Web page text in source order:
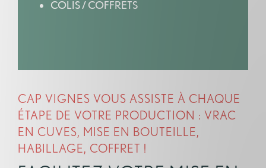
COLIS / COFFRETS
CAP VIGNES VOUS ASSISTE À CHAQUE
ÉTAPE DE VOTRE PRODUCTION : VRAC
EN CUVES, MISE EN BOUTEILLE,
HABILLAGE, COFFRET !